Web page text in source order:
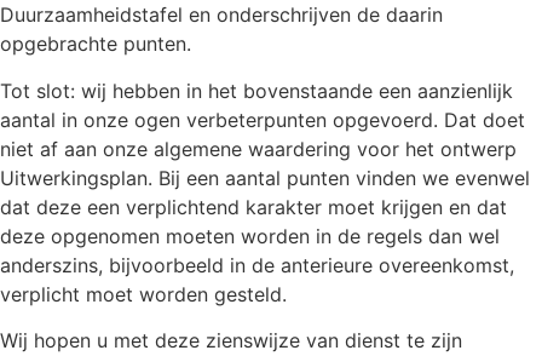
Duurzaamheidstafel en onderschrijven de daarin
opgebrachte punten.
Tot slot: wij hebben in het bovenstaande een aanzienlijk
aantal in onze ogen verbeterpunten opgevoerd. Dat doet
niet af aan onze algemene waardering voor het ontwerp
Uitwerkingsplan. Bij een aantal punten vinden we evenwel
dat deze een verplichtend karakter moet krijgen en dat
deze opgenomen moeten worden in de regels dan wel
anderszins, bijvoorbeeld in de anterieure overeenkomst,
verplicht moet worden gesteld.
Wij hopen u met deze zienswijze van dienst te zijn